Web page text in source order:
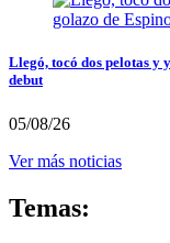
Llegó, tocó dos pelotas y
debut
05/08/26
Ver más noticias
Temas: